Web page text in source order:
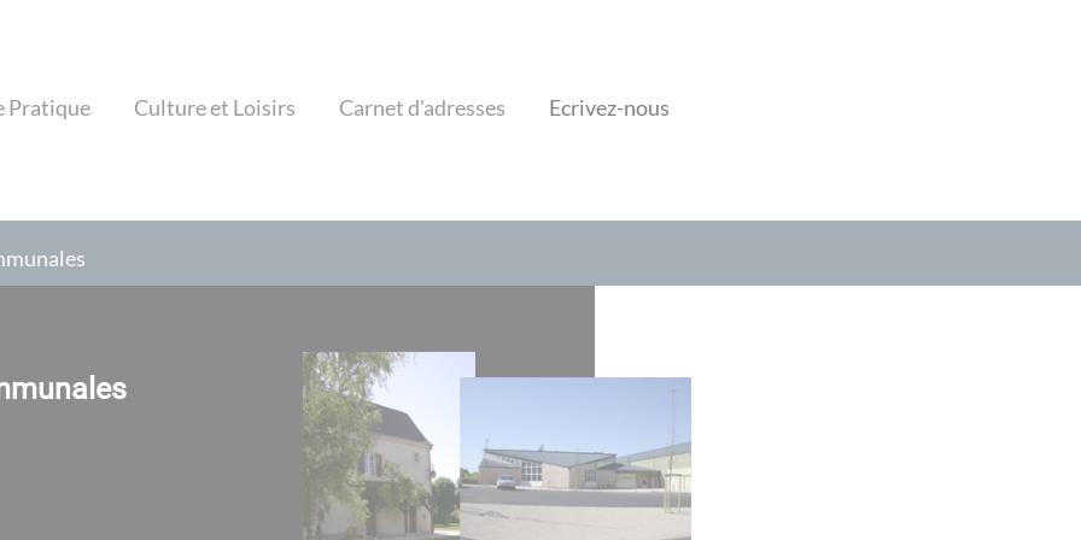
Pratique Culture et Loisirs Carnet d'adresses Ecrivez-nous